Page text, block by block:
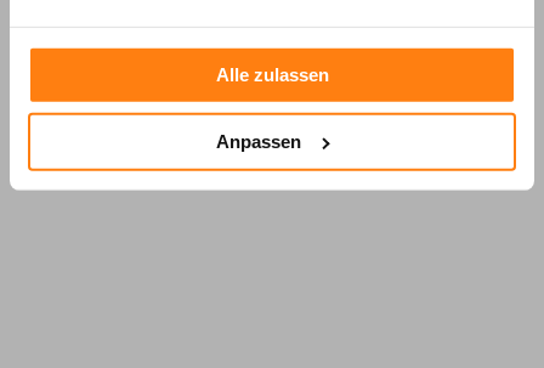
Alle zulassen
Anpassen